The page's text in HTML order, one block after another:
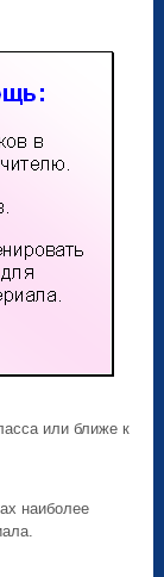
или ближе к
наиболее